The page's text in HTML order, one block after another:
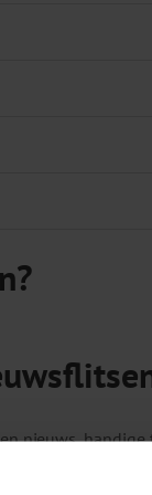
nieuws, handige
het Trimbos-